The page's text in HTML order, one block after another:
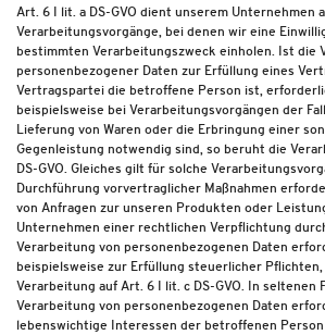
Art. 6 I lit. a DS-GVO dient unserem Unternehmen
Verarbeitungsvorgänge, bei denen wir eine
bestimmten Verarbeitungszweck einholen. Ist die
personenbezogener Daten zur Erfüllung eines
Vertragspartei die betroffene Person ist,
beispielsweise bei Verarbeitungsvorgängen der
Lieferung von Waren oder die Erbringung einer
Gegenleistung notwendig sind, so beruht die
DS-GVO. Gleiches gilt für solche
Durchführung vorvertraglicher Maßnahmen
von Anfragen zur unseren Produkten oder
Unternehmen einer rechtlichen Verpflichtung
Verarbeitung von personenbezogenen Daten
beispielsweise zur Erfüllung steuerlicher
Verarbeitung auf Art. 6 I lit. c DS-GVO. In seltenen
Verarbeitung von personenbezogenen Daten
lebenswichtige Interessen der betroffenen